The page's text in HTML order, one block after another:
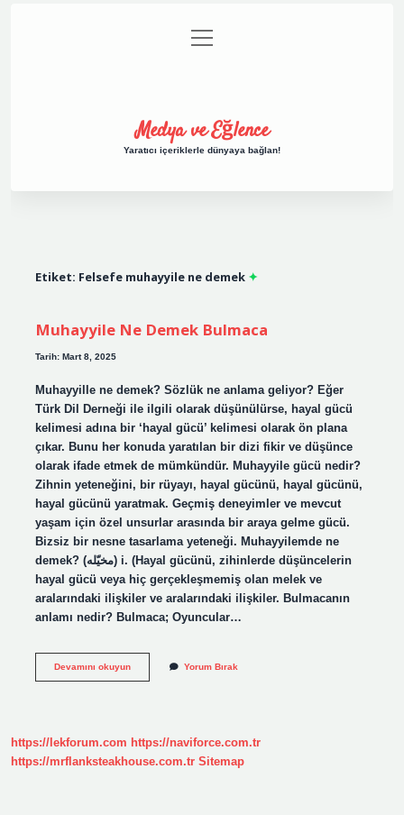
Gizlilik Politikası
menüyü
aç
Medya ve Eğlence
Yaratıcı içeriklerle dünyaya bağlan!
Etiket: Felsefe muhayyile ne demek
Muhayyile Ne Demek Bulmaca
Tarih: Mart 8, 2025
Muhayyille ne demek? Sözlük ne anlama geliyor? Eğer
Türk Dil Derneği ile ilgili olarak düşünülürse, hayal gücü
kelimesi adına bir ‘hayal gücü’ kelimesi olarak ön plana
çıkar. Bunu her konuda yaratılan bir dizi fikir ve düşünce
olarak ifade etmek de mümkündür. Muhayyile gücü nedir?
Zihnin yeteneğini, bir rüyayı, hayal gücünü, hayal gücünü,
hayal gücünü yaratmak. Geçmiş deneyimler ve mevcut
yaşam için özel unsurlar arasında bir araya gelme gücü.
Bizsiz bir nesne tasarlama yeteneği. Muhayyilemde ne
demek? (ﻣﺨﻴّﻠﻪ) i. (Hayal gücünü, zihinlerde düşüncelerin
hayal gücü veya hiç gerçekleşmemiş olan melek ve
aralarındaki ilişkiler ve aralarındaki ilişkiler. Bulmacanın
anlamı nedir? Bulmaca; Oyuncular…
Devamını okuyunMuhayyile
Yorum Bırak
https://lekforum.com https://naviforce.com.tr
https://mrflanksteakhouse.com.tr Sitemap